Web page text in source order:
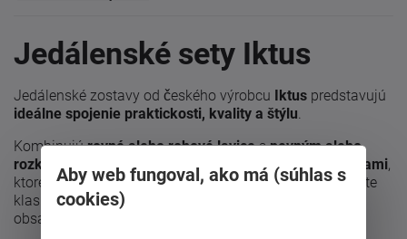
Jedálenské sety Iktus
Jedálenské zostavy od českého výrobcu Iktus predstavujú
ideálne spojenie praktickosti, kvality a štýlu.
Kombinujúrovné alebo rohové lavicespevným alebo
rozkladacím stolom
a dopĺňajú ich pohodlnými stoličkami,
ktoré dokonale ladia s celkovým dizajnom. Ak preferujete
klasické stolovanie, môžete si vybrať aj zostavy
obsahujúce iba
Aby web fungoval, ako má (súhlas s
cookies)